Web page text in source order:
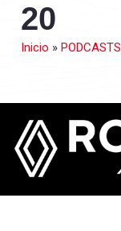
20
Inicio » PODCASTS